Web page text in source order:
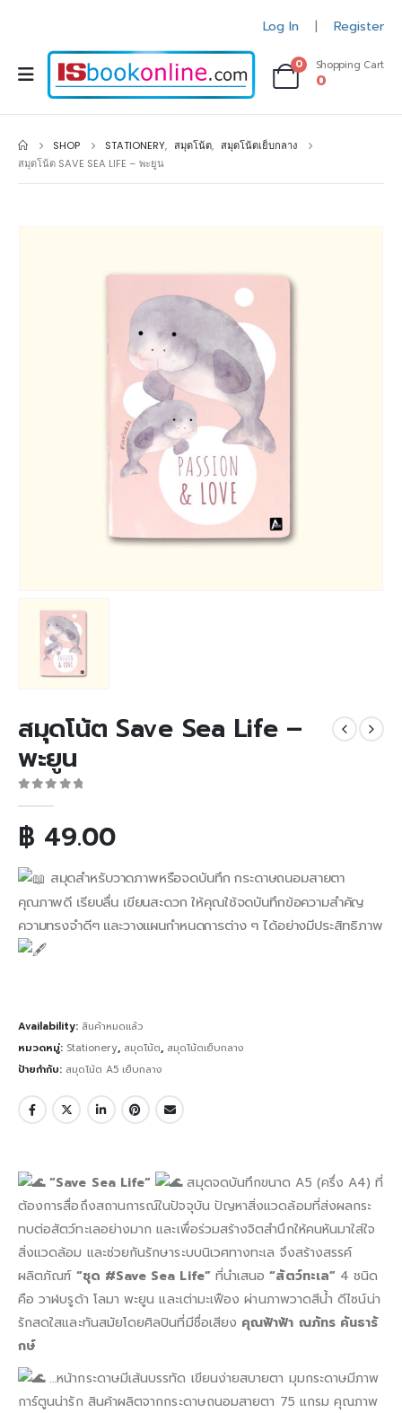
Log In | Register
0 Shopping Cart
0
SHOP STATIONERY, สมุดโน้ต, สมุดโน้ตเย็บกลาง
สมุดโน้ต SAVE SEA LIFE – พะยูน
สมุดโน้ต Save Sea Life –
พะยูน
฿ 49.00
สมุดสำหรับวาดภาพหรือจดบันทึก กระดาษถนอมสายตา
คุณภาพดี เรียบลื่น เขียนสะดวก ให้คุณใช้จดบันทึกข้อความสำคัญ
ความทรงจำดีๆ และวางแผนกำหนดการต่าง ๆ ได้อย่างมีประสิทธิภาพ
Availability: สินค้าหมดแล้ว
หมวดหมู่: Stationery, สมุดโน้ต, สมุดโน้ตเย็บกลาง
ป้ายกำกับ: สมุดโน้ต A5 เย็บกลาง
“Save Sea Life“
สมุดจดบันทึกขนาด A5 (ครึ่ง A4) ที่
ต้องการสื่อถึงสถานการณ์ในปัจจุบัน ปัญหาสิ่งแวดล้อมที่ส่งผลกระ
ทบต่อสัตว์ทะเลอย่างมาก และเพื่อร่วมสร้างจิตสำนึกให้คนหันมาใส่ใจ
สิ่งแวดล้อม และช่วยกันรักษาระบบนิเวศทางทะเล จึงสร้างสรรค์
ผลิตภัณฑ์ “ชุด #Save Sea Life”ที่นำเสนอ“สัตว์ทะเล” 4 ชนิด
คือ วาฬบรูด้า โลมา พะยูน และเต่ามะเฟือง ผ่านภาพวาดสีน้ำ ดีไซน์น่า
รักสดใสและทันสมัยโดยศิลปินที่มีชื่อเสียง คุณฟ้าฟ้า ณภัทร คันธารั
กษ์
…หน้ากระดาษมีเส้นบรรทัด เขียนง่ายสบายตา มุมกระดาษมีภาพ
การ์ตูนน่ารัก สินค้าผลิตจากกระดาษถนอมสายตา 75 แกรม คุณภาพ